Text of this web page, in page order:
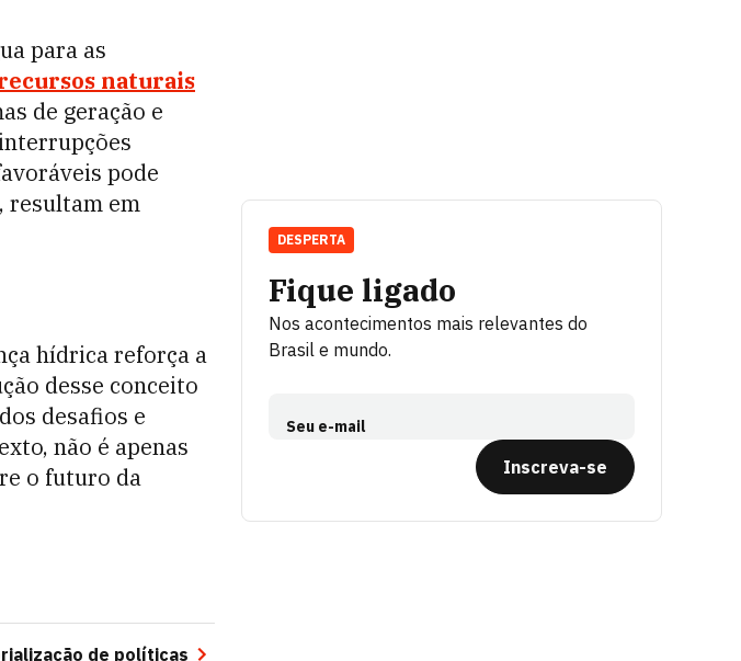
para as
naturais
de geração e
pode
resultam em
hídrica reforça a
desse conceito
desafios e
não é apenas
o futuro da
de políticas
Fique ligado
Nos acontecimentos mais relevantes do
Brasil e mundo.
Seu e-mail
Inscreva-se
DESPERTA